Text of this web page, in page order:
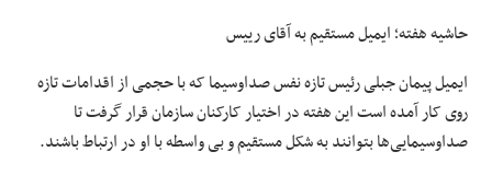
حاشیه هفته؛ایمیل مستقیم به آقای رییس
ایمیل پیمان جبلی رئیس تازه نفس صداوسیما که با حجمی از اقدامات تازه
روی کار آمده است این هفته در اختیار کارکنان سازمان قرار گرفت تا
صداوسیمایی‌ها بتوانند به شکل مستقیم و بی واسطه با او در ارتباط باشند.